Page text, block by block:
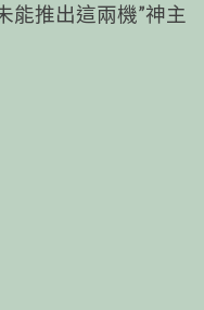
能推出這兩機”神主